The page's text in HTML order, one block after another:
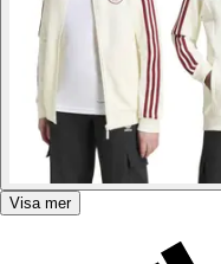
Visa mer